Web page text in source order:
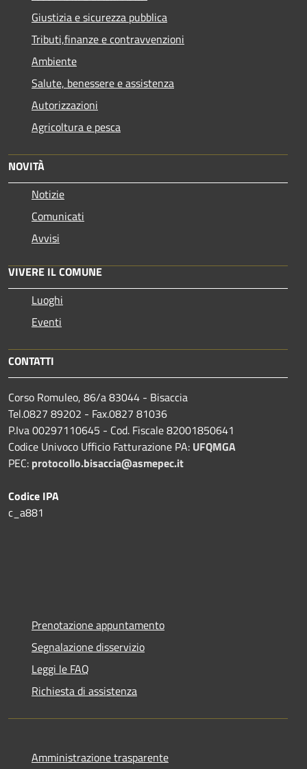
Giustizia e sicurezza pubblica
Tributi,finanze e contravvenzioni
Ambiente
Salute, benessere e assistenza
Autorizzazioni
Agricoltura e pesca
NOVITÀ
Notizie
Comunicati
Avvisi
VIVERE IL COMUNE
Luoghi
Eventi
CONTATTI
Corso Romuleo, 86/a 83044 - Bisaccia
Tel.0827 89202 - Fax.0827 81036
P.Iva 00297110645 - Cod. Fiscale 82001850641
Codice Univoco Ufficio Fatturazione PA: UFQMGA
PEC: protocollo.bisaccia@asmepec.it
Codice IPA
c_a881
Prenotazione appuntamento
Segnalazione disservizio
Leggi le FAQ
Richiesta di assistenza
Amministrazione trasparente